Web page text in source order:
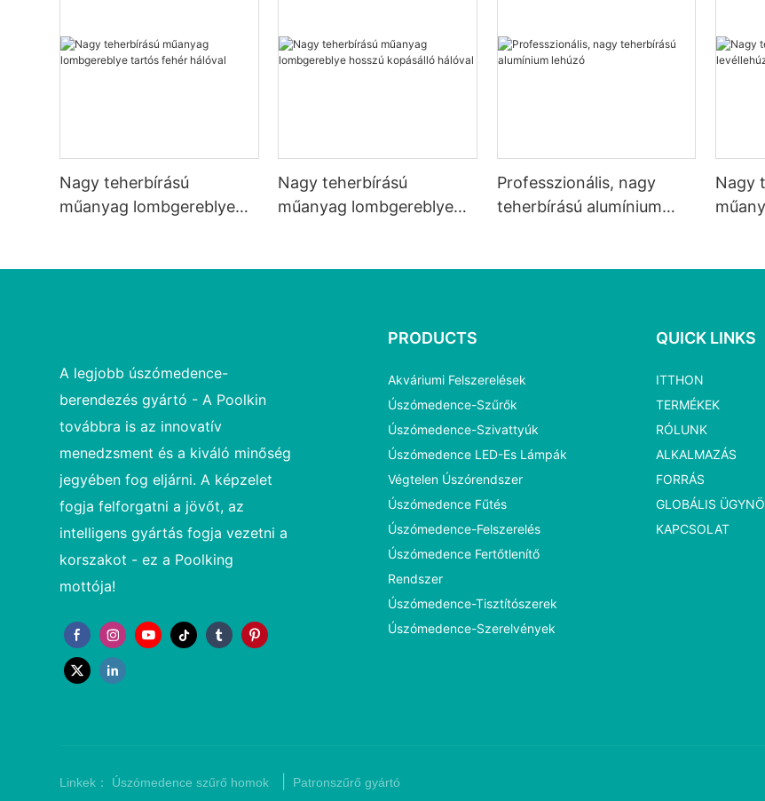
Nagy teherbírású
műanyag lombgereblye
Nagy teherbírású
műanyag lombgereblye
Professzionális, nagy
teherbírású alumínium
Nagy
A legjobb úszómedence-
berendezés gyártó - A Poolkin
továbbra is az innovatív
menedzsment és a kiváló minőség
jegyében fog eljárni. A képzelet
fogja felforgatni a jövőt, az
intelligens gyártás fogja vezetni a
korszakot - ez a Poolking
mottója!
PRODUCTS
Akváriumi Felszerelések
Úszómedence-Szűrők
Úszómedence-Szivattyúk
Úszómedence LED-Es Lámpák
Végtelen Úszórendszer
Úszómedence Fűtés
Úszómedence-Felszerelés
Úszómedence Fertőtlenítő
Rendszer
Úszómedence-Tisztítószerek
Úszómedence-Szerelvények
QUICK LINKS
ITTHON
TERMÉKEK
RÓLUNK
ALKALMAZÁS
FORRÁS
GLOBÁLIS
KAPCSOLAT
Linkek： Úszómedence szűrő homok Patronszűrő gyártó